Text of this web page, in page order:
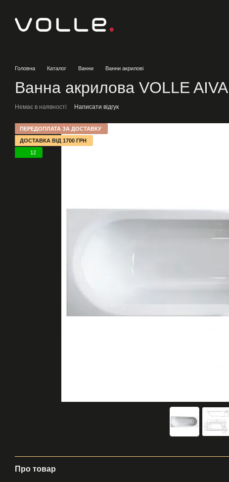
Головна Каталог Ванни Ванни акрилові
Ванна акрилова VOLLE
Немає в наявності Написати відгук
ПЕРЕДОПЛАТА ЗА ДОСТАВКУ
ДОСТАВКА ВІД 1700 ГРН
12
Про товар